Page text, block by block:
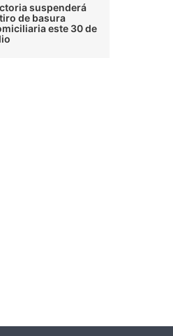
suspenderá
de basura
este 30 de